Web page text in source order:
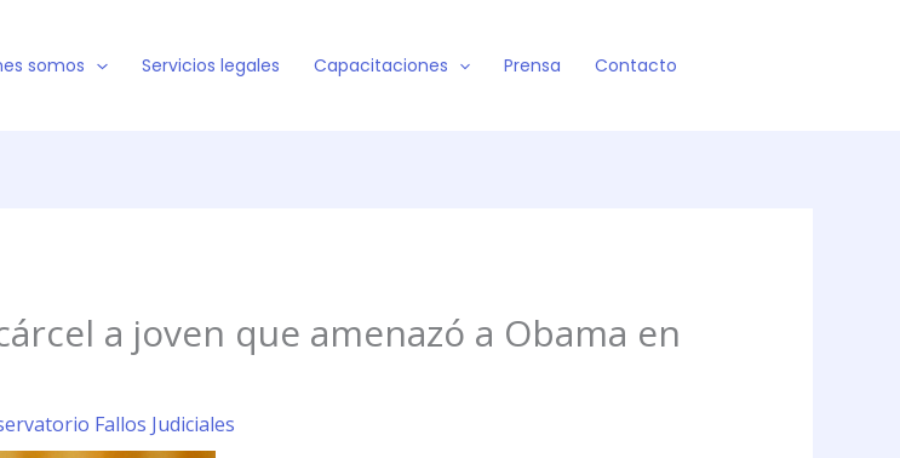
somos Servicios legales Capacitaciones Prensa Contacto
a joven que amenazó a Obama en
Fallos Judiciales